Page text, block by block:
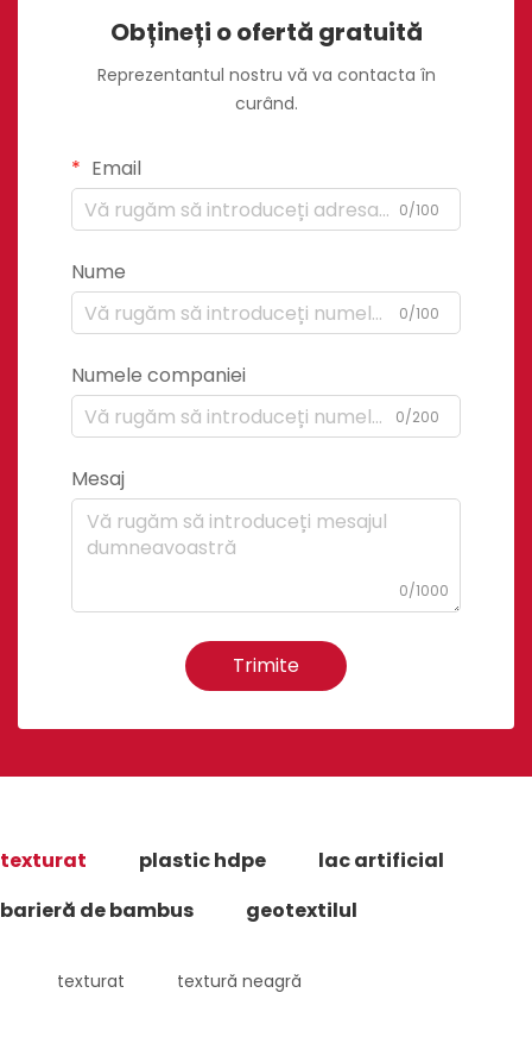
Obțineți o ofertă gratuită
Reprezentantul nostru vă va contacta în
curând.
Email
0/100
Nume
0/100
Numele companiei
0/200
Mesaj
0/1000
Trimite
texturat plastic hdpe
lac artificial
barieră de bambus
geotextilul
texturat textură neagră